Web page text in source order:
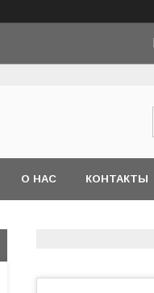
О НАС КОНТАКТЫ